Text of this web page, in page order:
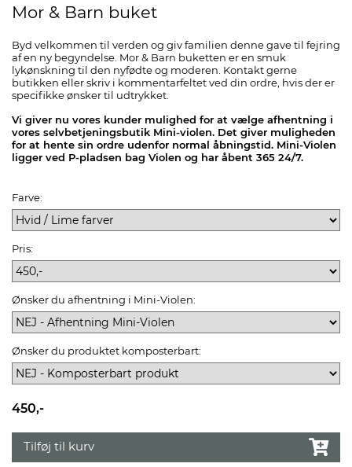
Mor & Barn buket
Byd velkommen til verden og giv familien denne gave til fejring
af en ny begyndelse. Mor & Barn buketten er en smuk
lykønskning til den nyfødte og moderen. Kontakt gerne
butikken eller skriv i kommentarfeltet ved din ordre, hvis der er
specifikke ønsker til udtrykket.
Vi giver nu vores kunder mulighed for at vælge afhentning i
vores selvbetjeningsbutik Mini-violen. Det giver muligheden
for at hente sin ordre udenfor normal åbningstid. Mini-Violen
ligger ved P-pladsen bag Violen og har åbent 365 24/7.
Farve:
Pris:
Ønsker du afhentning i Mini-Violen:
Ønsker du produktet komposterbart:
450,-
Tilføj til kurv